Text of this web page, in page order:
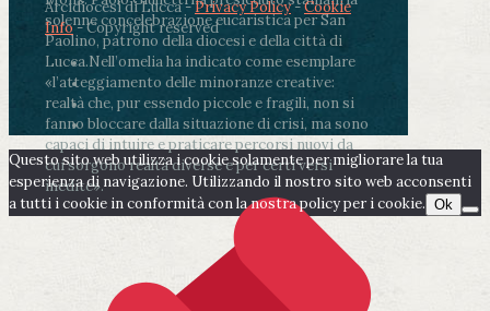
solenne concelebrazione eucaristica per San
Paolino, patrono della diocesi e della città di
Lucca.Nell’omelia ha indicato come esemplare
«l’atteggiamento delle minoranze creative:
realtà che, pur essendo piccole e fragili, non si
fanno bloccare dalla situazione di crisi, ma sono
capaci di intuire e praticare percorsi nuovi da
cui sorgono realtà diverse e per certi versi
inedite».
Arcidiocesi di Lucca -Privacy Policy-Cookie
Info- Copyright reserved
Questo sito web utilizza i cookie solamente per migliorare la tua
esperienza di navigazione. Utilizzando il nostro sito web acconsenti
a tutti i cookie in conformità con la nostra policy per i cookie. Ok